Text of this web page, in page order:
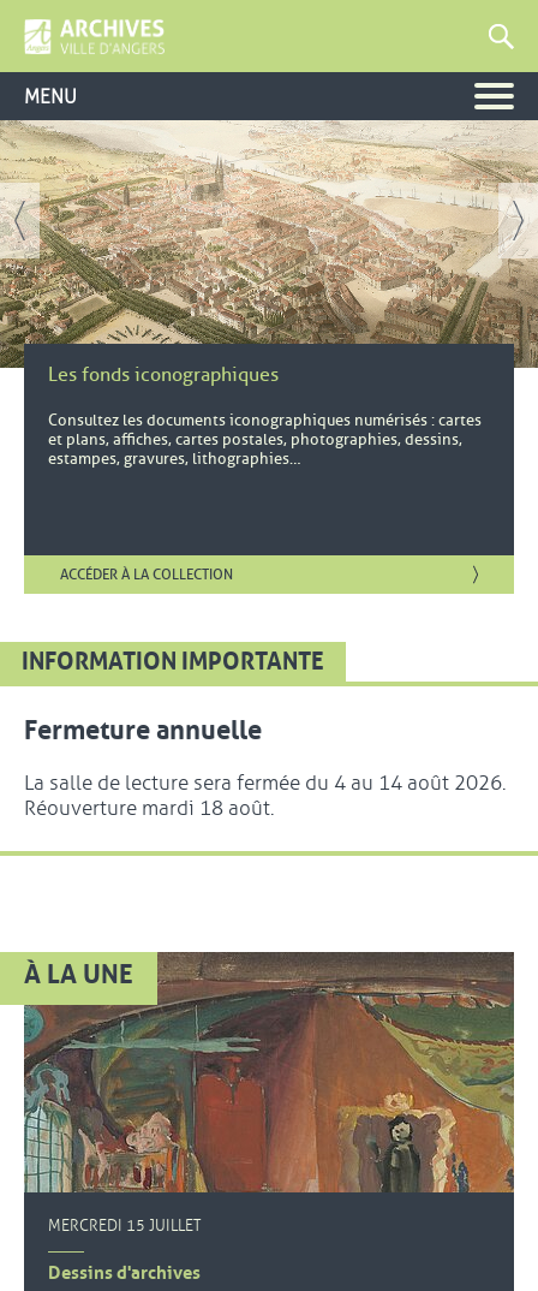
MENU
Les fonds iconographiques, Ouvre une nouvelle fenêtre
Consultez les documents iconographiques numérisés : cartes
et plans, affiches, cartes postales, photographies, dessins,
estampes, gravures, lithographies…
ACCÉDER À LA COLLECTION
INFORMATION IMPORTANTE
Fermeture annuelle
La salle de lecture sera fermée du 4 au 14 août 2026.
Réouverture mardi 18 août.
À LA UNE
MERCREDI 15 JUILLET
Dessins d'archives